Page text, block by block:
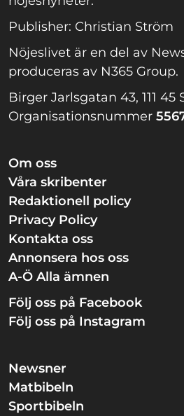
Publisher: Christian Ström
Nöjeslivet är en del av
produceras av N365 Group.
Birger Jarlsgatan 43, 111 45
Organisationsnummer
Om oss
Våra skribenter
Redaktionell policy
Privacy Policy
Kontakta oss
Annonsera hos oss
A-Ö Alla ämnen
Följ oss på Facebook
Följ oss på Instagram
Newsner
Matbibeln
Sportbibeln